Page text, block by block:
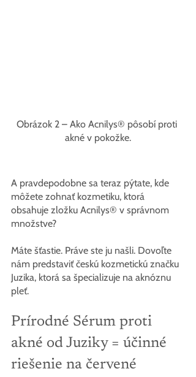
Obrázok 2 – Ako Acnilys® pôsobí proti
akné v pokožke.
A pravdepodobne sa teraz pýtate, kde
môžete zohnať kozmetiku, ktorá
obsahuje zložku Acnilys® v správnom
množstve?
Máte šťastie. Práve ste ju našli. Dovoľte
nám predstaviť českú kozmetickú značku
Juzika, ktorá sa špecializuje na aknóznu
pleť.
Prírodné Sérum proti
akné od Juziky = účinné
riešenie na červené